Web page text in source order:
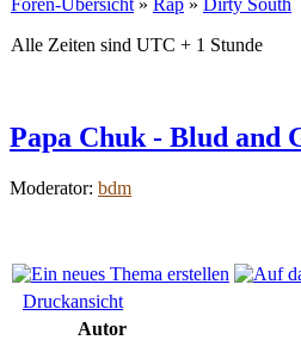
Foren-Übersicht » Rap » Dirty South
Alle Zeiten sind UTC + 1 Stunde
Papa Chuk - Blud and
Moderator: bdm
Druckansicht
Autor